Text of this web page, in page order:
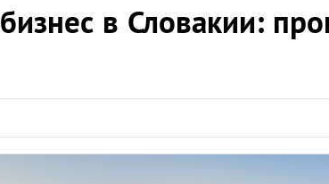
в Словакии: